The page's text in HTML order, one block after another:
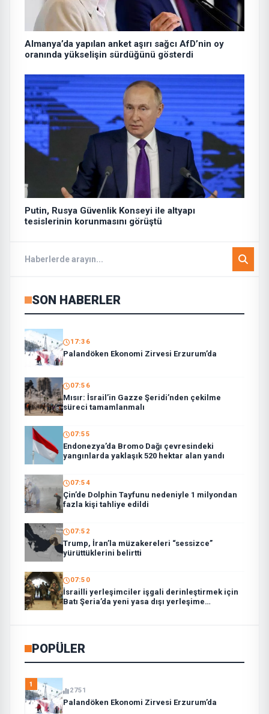
Almanya’da yapılan anket aşırı sağcı AfD’nin oy
oranında yükselişin sürdüğünü gösterdi
Putin, Rusya Güvenlik Konseyi ile altyapı
tesislerinin korunmasını görüştü
SON HABERLER
17:36
Palandöken Ekonomi Zirvesi Erzurum’da
07:56
Mısır: İsrail’in Gazze Şeridi’nden çekilme
süreci tamamlanmalı
07:55
Endonezya’da Bromo Dağı çevresindeki
yangınlarda yaklaşık 520 hektar alan yandı
07:54
Çin’de Dolphin Tayfunu nedeniyle 1 milyondan
fazla kişi tahliye edildi
07:52
Trump, İran’la müzakereleri “sessizce”
yürüttüklerini belirtti
07:50
İsrailli yerleşimciler işgali derinleştirmek için
Batı Şeria’da yeni yasa dışı yerleşime
POPÜLER
1
2751
Palandöken Ekonomi Zirvesi Erzurum’da